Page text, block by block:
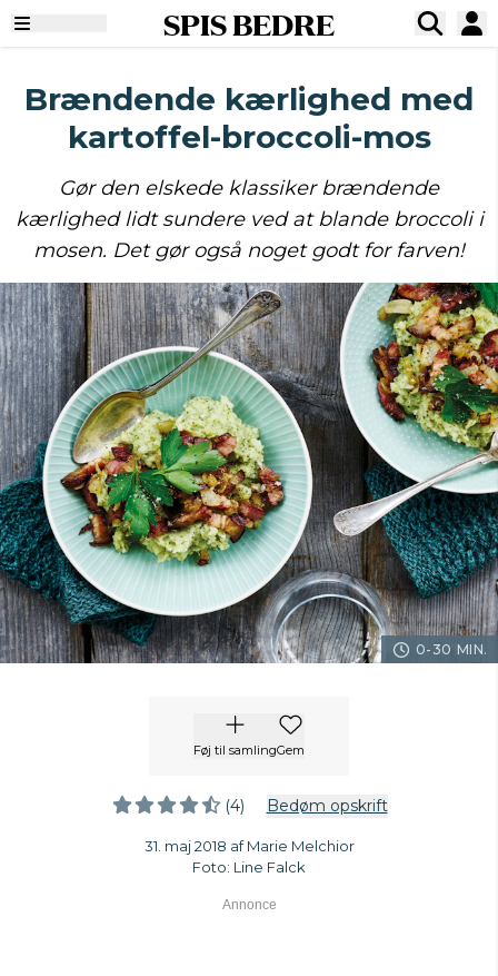
SPIS BEDRE
Brændende kærlighed med
kartoffel-broccoli-mos
Gør den elskede klassiker brændende
kærlighed lidt sundere ved at blande broccoli i
mosen. Det gør også noget godt for farven!
0-30 MIN.
Føj til samlingGem
(4) Bedøm opskrift
31. maj 2018 af Marie Melchior
Foto: Line Falck